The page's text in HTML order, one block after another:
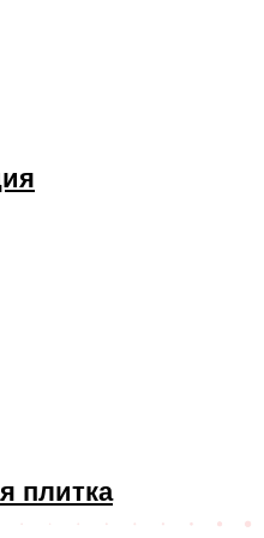
плитка